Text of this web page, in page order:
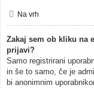
Na vrh
Zakaj sem ob kliku na
prijavi?
Samo registrirani
in še to samo, če je
bi anonimnim